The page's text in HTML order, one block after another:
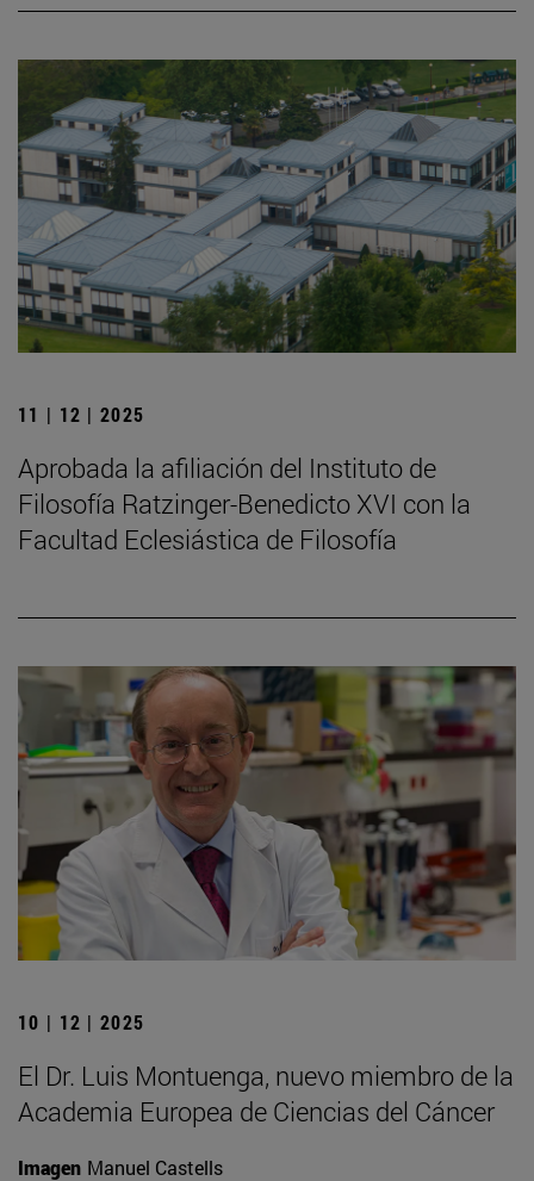
11 | 12 | 2025
Aprobada la afiliación del Instituto de
Filosofía Ratzinger-Benedicto XVI con la
Facultad Eclesiástica de Filosofía
10 | 12 | 2025
El Dr. Luis Montuenga, nuevo miembro de la
Academia Europea de Ciencias del Cáncer
Imagen Manuel Castells